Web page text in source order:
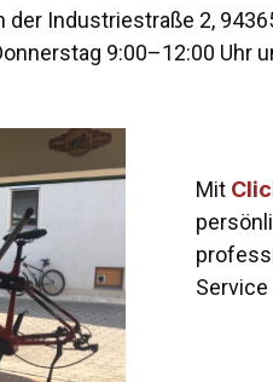
Industriestraße 2,
9:00–12:00 Uhr
Mit